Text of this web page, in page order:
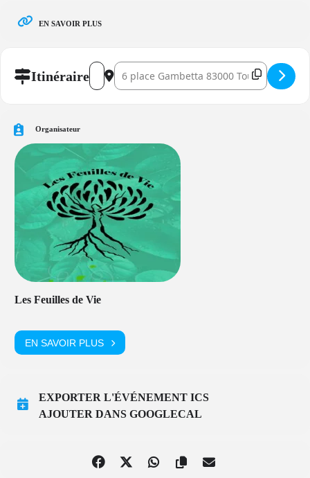
EN SAVOIR PLUS
ItinéraireAddress - Atelier du samedi – Les Feuilles de Vie []
Destination Address - Atelier du samedi – Les
Organisateur
Les Feuilles de Vie
EN SAVOIR PLUS
EXPORTER L'ÉVÉNEMENT ICS
AJOUTER DANS GOOGLECAL